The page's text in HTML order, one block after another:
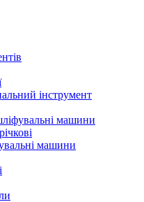
інструмент
машини
машини